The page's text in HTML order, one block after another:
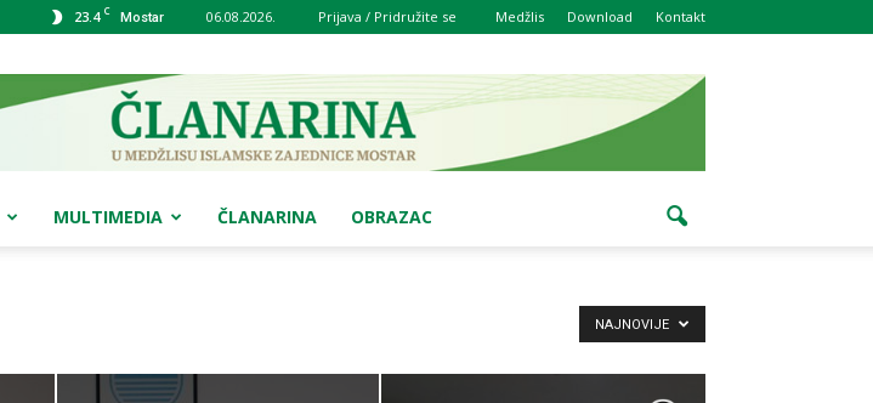
23.4 C Mostar 06.08.2026. Prijava / Pridružite se Medžlis Download Kontakt
MULTIMEDIA ČLANARINA OBRAZAC
NAJNOVIJE